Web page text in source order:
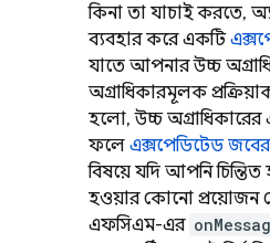
কিনা তা যাচাই করতে,
ব্যবহার করে একটি
যাতে আপনার উচ্চ
অগ্রাধিকারমূলক
হলো, উচ্চ অগ্রাধিকারের
ফলে এক্সপেডিটেড
বিষয়ে যদি আপনি
হওয়ার কোনো প্রয়োজন
এফসিএম-এর